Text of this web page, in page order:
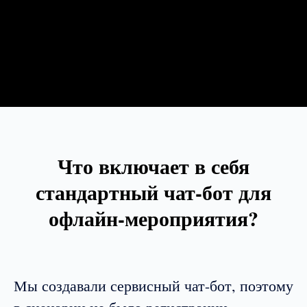
Что включает в себя
стандартный чат-бот для
офлайн-мероприятия?
Мы создавали сервисный чат-бот, поэтому